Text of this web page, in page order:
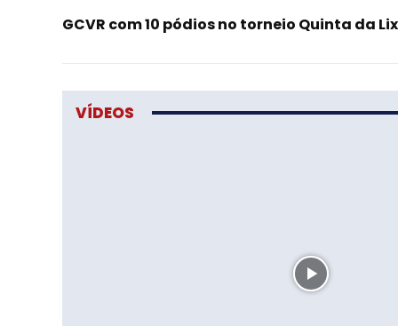
GCVR com 10 pódios no torneio Quinta da
VÍDEOS